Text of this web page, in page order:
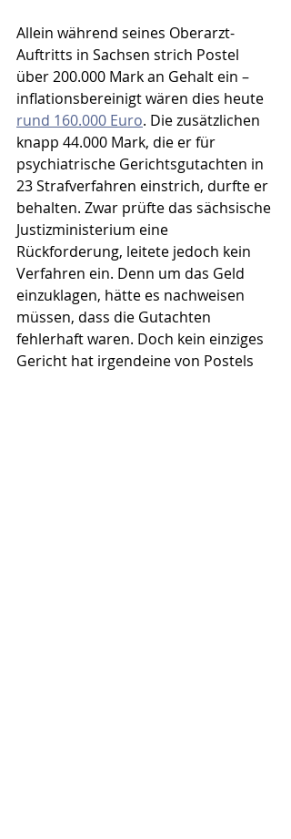
Allein während seines Oberarzt-
Auftritts in Sachsen strich Postel
über 200.000 Mark an Gehalt ein –
inflationsbereinigt wären dies heute
rund 160.000 Euro. Die zusätzlichen
knapp 44.000 Mark, die er für
psychiatrische Gerichtsgutachten in
23 Strafverfahren einstrich, durfte er
behalten. Zwar prüfte das sächsische
Justizministerium eine
Rückforderung, leitete jedoch kein
Verfahren ein. Denn um das Geld
einzuklagen, hätte es nachweisen
müssen, dass die Gutachten
fehlerhaft waren. Doch kein einziges
Gericht hat irgendeine von Postels